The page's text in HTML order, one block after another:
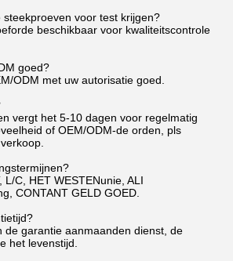
steekproeven voor test krijgen?
beschikbaar voor kwaliteitscontrole
goed?
ODM met uw autorisatie goed.
vergt het 5-10 dagen voor regelmatig
of OEM/ODM-de orden, pls
L/C, HET WESTENunie, ALI
CONTANT GELD GOED.
de garantie aanmaanden dienst, de
het levenstijd.